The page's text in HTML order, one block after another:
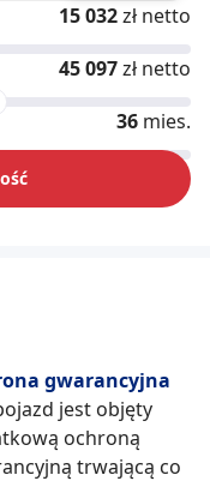
15 032zł netto
45 097zł netto
36 mies.
gwarancyjna
jest objęty
ochroną
trwającą co